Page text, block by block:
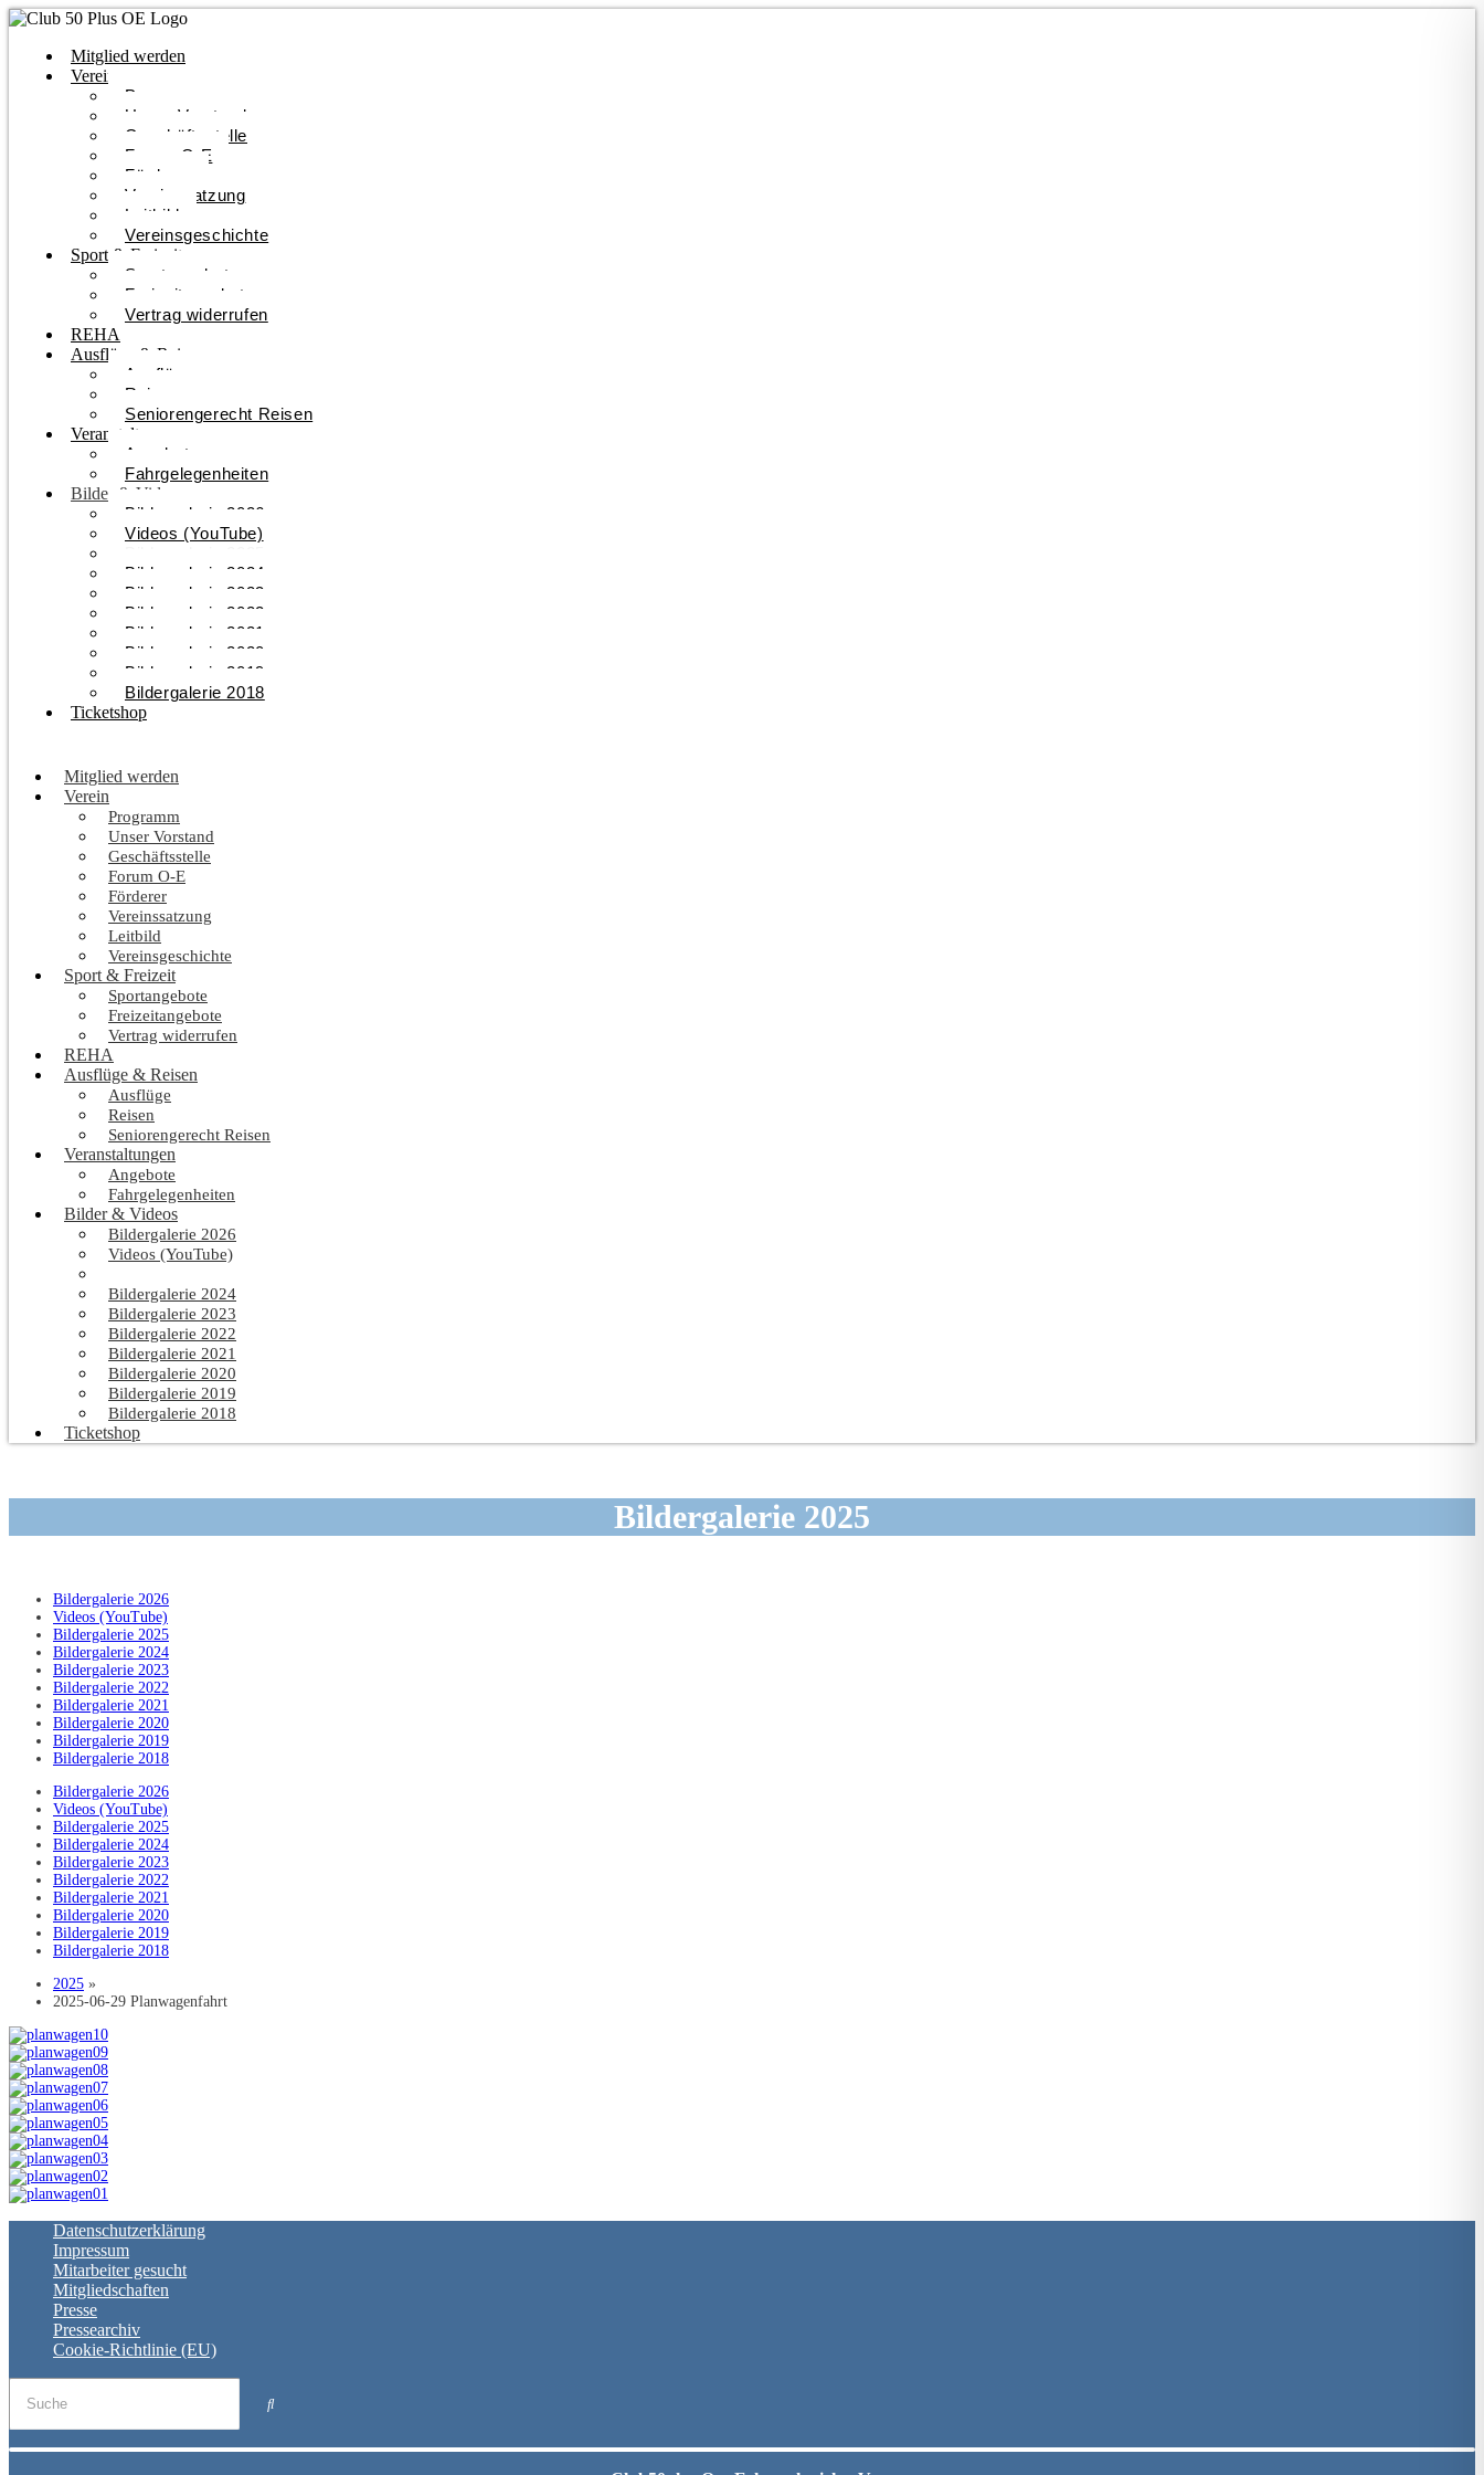
Mitglied werden
Verein
Programm
Unser Vorstand
Geschäftsstelle
Forum O-E
Förderer
Vereinssatzung
Leitbild
Vereinsgeschichte
Sport & Freizeit
Sportangebote
Freizeitangebote
Vertrag widerrufen
REHA
Ausflüge & Reisen
Ausflüge
Reisen
Seniorengerecht Reisen
Veranstaltungen
Angebote
Fahrgelegenheiten
Bilder & Videos
Bildergalerie 2026
Videos (YouTube)
Bildergalerie 2024
Bildergalerie 2023
Bildergalerie 2022
Bildergalerie 2021
Bildergalerie 2020
Bildergalerie 2019
Bildergalerie 2018
Ticketshop
Mitglied werden
Verein
Programm
Unser Vorstand
Geschäftsstelle
Forum O-E
Förderer
Vereinssatzung
Leitbild
Vereinsgeschichte
Sport & Freizeit
Sportangebote
Freizeitangebote
Vertrag widerrufen
REHA
Ausflüge & Reisen
Ausflüge
Reisen
Seniorengerecht Reisen
Veranstaltungen
Angebote
Fahrgelegenheiten
Bilder & Videos
Bildergalerie 2026
Videos (YouTube)
Bildergalerie 2024
Bildergalerie 2023
Bildergalerie 2022
Bildergalerie 2021
Bildergalerie 2020
Bildergalerie 2019
Bildergalerie 2018
Ticketshop
Bildergalerie 2025
Bildergalerie 2026
Videos (YouTube)
Bildergalerie 2025
Bildergalerie 2024
Bildergalerie 2023
Bildergalerie 2022
Bildergalerie 2021
Bildergalerie 2020
Bildergalerie 2019
Bildergalerie 2018
Bildergalerie 2026
Videos (YouTube)
Bildergalerie 2025
Bildergalerie 2024
Bildergalerie 2023
Bildergalerie 2022
Bildergalerie 2021
Bildergalerie 2020
Bildergalerie 2019
Bildergalerie 2018
2025 »
2025-06-29 Planwagenfahrt
Datenschutzerklärung
Impressum
Mitarbeiter gesucht
Mitgliedschaften
Presse
Pressearchiv
Cookie-Richtlinie (EU)